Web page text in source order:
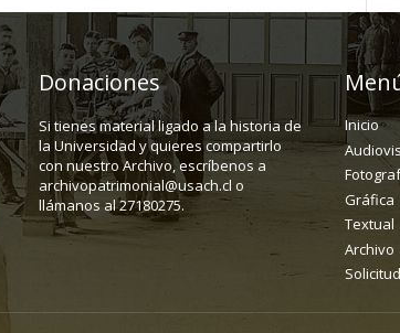
Donaciones
Si tienes material ligado a la historia de
la Universidad y quieres compartirlo
con nuestro Archivo, escríbenos a
archivopatrimonial@usach.cl o
llámanos al 27180275.
Inicio
Gráfica
Textual
Archivo